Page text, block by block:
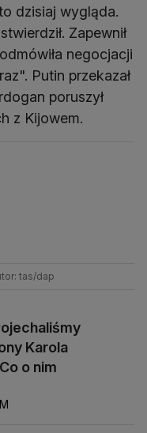
dzisiaj wygląda.
Zapewnił
negocjacji
Putin przekazał
poruszył
z Kijowem.
tas/dap
Karola
o nim